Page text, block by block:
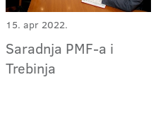
15. apr 2022.
Saradnja PMF-a i
Trebinja